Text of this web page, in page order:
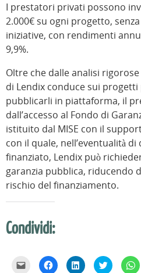
I prestatori privati possono
2.000€ su ogni progetto,
iniziative, con rendimenti
9,9%.
Oltre che dalle analisi
di Lendix conduce sui
pubblicarli in piattaforma, il
dall’accesso al Fondo di
istituito dal MISE con il
con il quale, nell’eventualità
finanziato, Lendix può
garanzia pubblica, riducendo
rischio del finanziamento.
Condividi:
F
a
F
a
F
a
F
a